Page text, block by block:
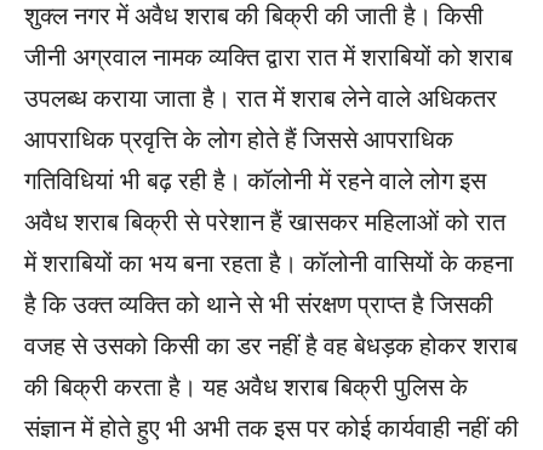
e
शुक्ल नगर में अवैध शराब की बिक्री की जाती है। किसी
जीनी अग्रवाल नामक व्यक्ति द्वारा रात में शराबियों को शराब
उपलब्ध कराया जाता है। रात में शराब लेने वाले अधिकतर
आपराधिक प्रवृत्ति के लोग होते हैं जिससे आपराधिक
गतिविधियां भी बढ़ रही है। कॉलोनी में रहने वाले लोग इस
अवैध शराब बिक्री से परेशान हैं खासकर महिलाओं को रात
में शराबियों का भय बना रहता है। कॉलोनी वासियों के कहना
है कि उक्त व्यक्ति को थाने से भी संरक्षण प्राप्त है जिसकी
वजह से उसको किसी का डर नहीं है वह बेधड़क होकर शराब
की बिक्री करता है। यह अवैध शराब बिक्री पुलिस के
संज्ञान में होते हुए भी अभी तक इस पर कोई कार्यवाही नहीं की